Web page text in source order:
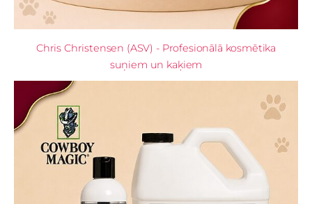
Chris Christensen (ASV) - Profesionālā kosmētika
suņiem un kaķiem